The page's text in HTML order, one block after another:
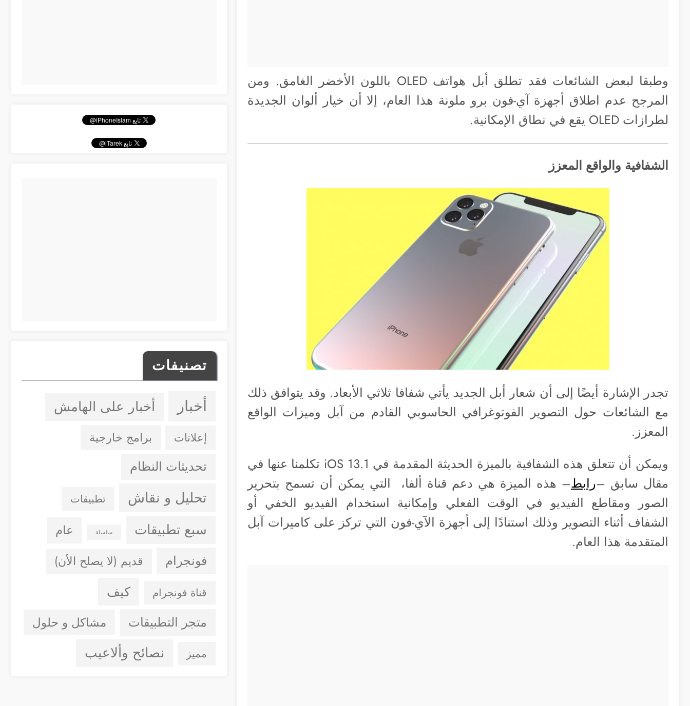
وطبقا لبعض الشائعات فقد تطلق أبل هواتف OLED باللون الأخضر الغامق. ومن
المرجح عدم اطلاق أجهزة آي-فون برو ملونة هذا العام، إلا أن خيار ألوان الجديدة
لطرازات OLED يقع في نطاق الإمكانية.
الشفافية والواقع المعزز
تجدر الإشارة أيضًا إلى أن شعار أبل الجديد يأتي شفافا ثلاثي الأبعاد. وقد يتوافق ذلك
مع الشائعات حول التصوير الفوتوغرافي الحاسوبي القادم من آبل وميزات الواقع
المعزز.
ويمكن أن تتعلق هذه الشفافية بالميزة الحديثة المقدمة في iOS 13.1 تكلمنا عنها في
مقال سابق –رابط– هذه الميزة هي دعم قناة ألفا، التي يمكن أن تسمح بتحرير
الصور ومقاطع الفيديو في الوقت الفعلي وإمكانية استخدام الفيديو الخفي أو
الشفاف أثناء التصوير وذلك استنادًا إلى أجهزة الآي-فون التي تركز على كاميرات آبل
المتقدمة هذا العام.
تصنيفات
أخبار أخبار على الهامش
إعلانات برامج خارجية
تحديثات النظام
تحليل و نقاش تطبيقات
سبع تطبيقات سلسلة عام
فونجرام قديم (لا يصلح الأن)
قناة فونجرام كيف
متجر التطبيقات مشاكل و حلول
مميز نصائح وألاعيب